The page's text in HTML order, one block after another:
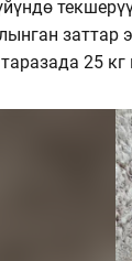
25